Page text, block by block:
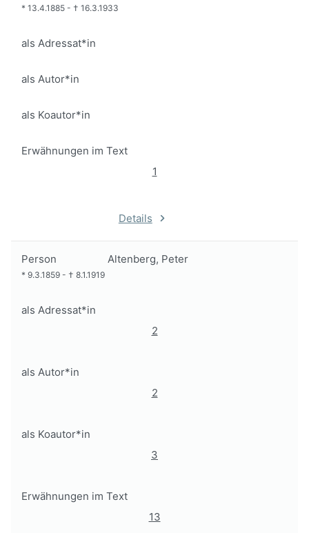
* 13.4.1885 - † 16.3.1933
als Adressat*in
als Autor*in
als Koautor*in
Erwähnungen im Text
1
Details
Person Altenberg, Peter
* 9.3.1859 - † 8.1.1919
als Adressat*in
2
als Autor*in
2
als Koautor*in
3
Erwähnungen im Text
13